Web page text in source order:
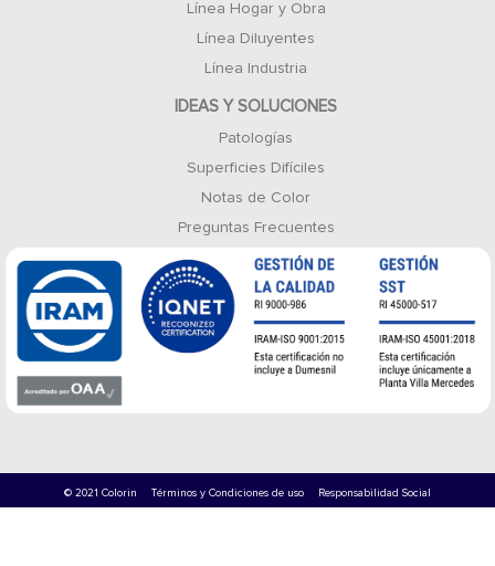
Línea Hogar y Obra
Línea Diluyentes
Línea Industria
IDEAS Y SOLUCIONES
Patologías
Superficies Difíciles
Notas de Color
Preguntas Frecuentes
© 2021 Colorin Términos y Condiciones de uso Responsabilidad Social